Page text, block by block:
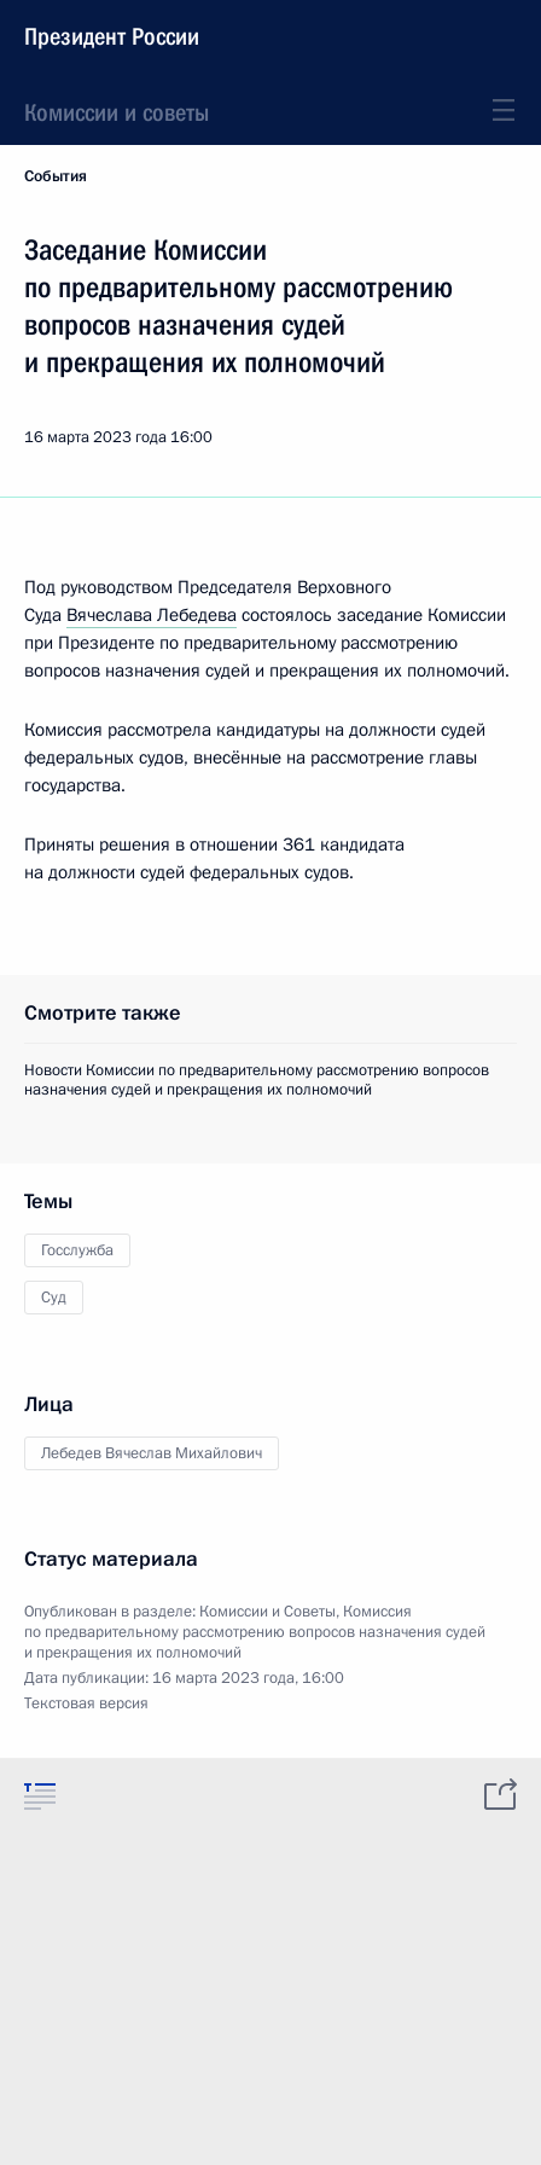
Президент России
Комиссии и советы
События
Заседание Комиссии
по предварительному рассмотрению
вопросов назначения судей
и прекращения их полномочий
16 марта 2023 года 16:00
Под руководством Председателя Верховного
Суда Вячеслава Лебедева состоялось заседание Комиссии
при Президенте по предварительному рассмотрению
вопросов назначения судей и прекращения их полномочий.
Комиссия рассмотрела кандидатуры на должности судей
федеральных судов, внесённые на рассмотрение главы
государства.
Приняты решения в отношении 361 кандидата
на должности судей федеральных судов.
Смотрите также
Новости Комиссии по предварительному рассмотрению вопросов
назначения судей и прекращения их полномочий
Темы
Госслужба
Суд
Лица
Лебедев Вячеслав Михайлович
Статус материала
Опубликован в разделе: Комиссии и Советы, Комиссия
по предварительному рассмотрению вопросов назначения судей
и прекращения их полномочий
Дата публикации: 16 марта 2023 года, 16:00
Текстовая версия